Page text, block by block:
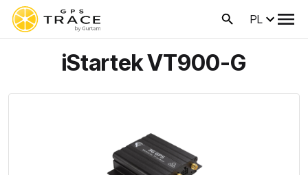
PL
iStartek VT900-G